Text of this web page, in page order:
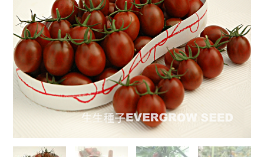
4132
紫
晶
靈
2
號